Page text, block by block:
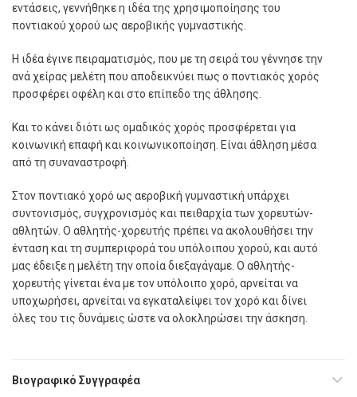
εντάσεις, γεννήθηκε η ιδέα της χρησιμοποίησης του
ποντιακού χορού ως αεροβικής γυμναστικής.
Η ιδέα έγινε πειραματισμός, που με τη σειρά του γέννησε την
ανά χείρας μελέτη που αποδεικνύει πως ο ποντιακός χορός
προσφέρει οφέλη και στο επίπεδο της άθλησης.
Και το κάνει διότι ως ομαδικός χορός προσφέρεται για
κοινωνική επαφή και κοινωνικοποίηση. Είναι άθληση μέσα
από τη συναναστροφή.
Στον ποντιακό χορό ως αεροβική γυμναστική υπάρχει
συντονισμός, συγχρονισμός και πειθαρχία των χορευτών-
αθλητών. Ο αθλητής-χορευτής πρέπει να ακολουθήσει την
ένταση και τη συμπεριφορά του υπόλοιπου χορού, και αυτό
μας έδειξε η μελέτη την οποία διεξαγάγαμε. Ο αθλητής-
χορευτής γίνεται ένα με τον υπόλοιπο χορό, αρνείται να
υποχωρήσει, αρνείται να εγκαταλείψει τον χορό και δίνει
όλες του τις δυνάμεις ώστε να ολοκληρώσει την άσκηση.
Βιογραφικό Συγγραφέα